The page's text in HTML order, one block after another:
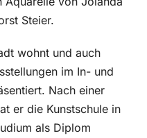
Steier.
wohnt und auch
im In- und
Nach einer
er die Kunstschule in
als Diplom